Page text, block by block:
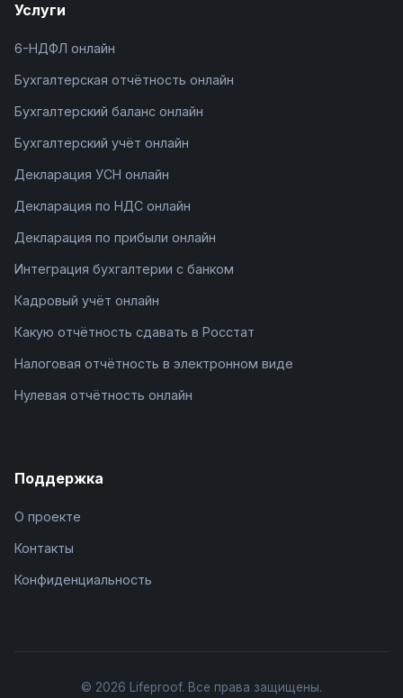
Услуги
6-НДФЛ онлайн
Бухгалтерская отчётность онлайн
Бухгалтерский баланс онлайн
Бухгалтерский учёт онлайн
Декларация УСН онлайн
Декларация по НДС онлайн
Декларация по прибыли онлайн
Интеграция бухгалтерии с банком
Кадровый учёт онлайн
Какую отчётность сдавать в Росстат
Налоговая отчётность в электронном виде
Нулевая отчётность онлайн
Поддержка
О проекте
Контакты
Конфиденциальность
© 2026 Lifeproof. Все права защищены.